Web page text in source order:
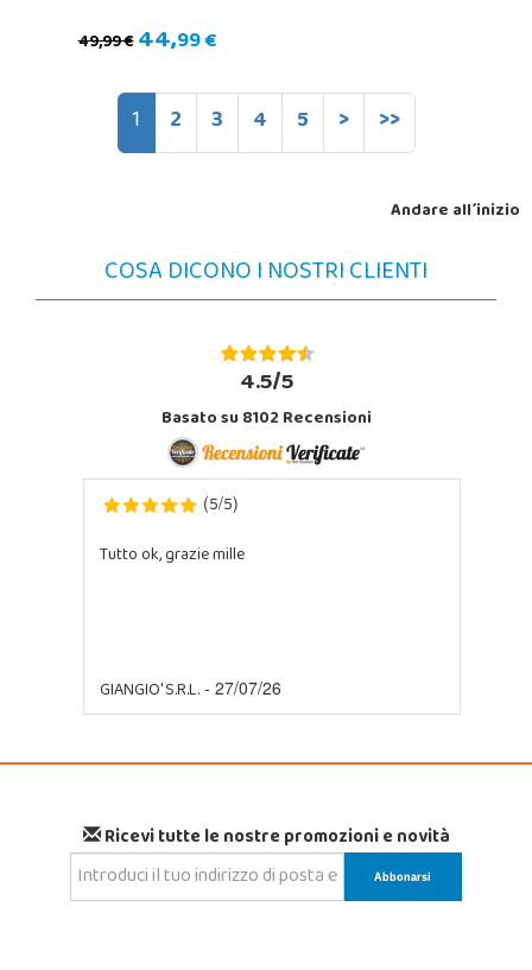
49,99 €44,99 €
1 2 3 4 5 > >>
Andare all´inizio
COSA DICONO I NOSTRI CLIENTI
4.5/5
Basato su 8102 Recensioni
(5/5)
Tutto ok, grazie mille
GIANGIO' S.R.L.- 27/07/26
Ricevi tutte le nostre promozioni e novità